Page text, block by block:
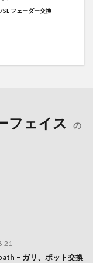
フェーダー交換
フェイス の
21
– ガリ、ポット交換